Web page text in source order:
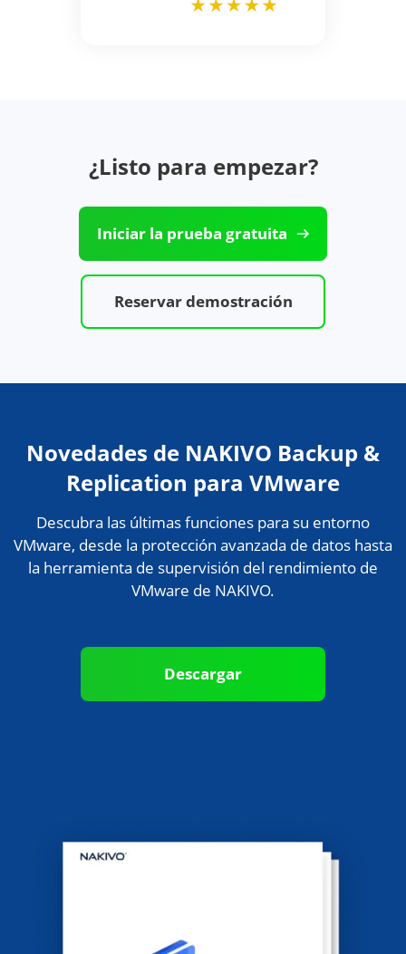
Iniciar la prueba gratuita
Reservar demostración
Novedades de NAKIVO Backup &
Descubra las últimas funciones para su entorno
VMware, desde la protección avanzada de datos hasta
la herramienta de supervisión del rendimiento de
VMware de NAKIVO.